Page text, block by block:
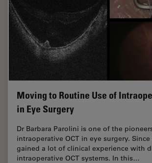
Moving to Routine Use of
in Eye Surgery
Dr Barbara Parolini is one of the
intraoperative OCT in eye surgery. Since
gained a lot of clinical experience with
intraoperative OCT systems. In this…